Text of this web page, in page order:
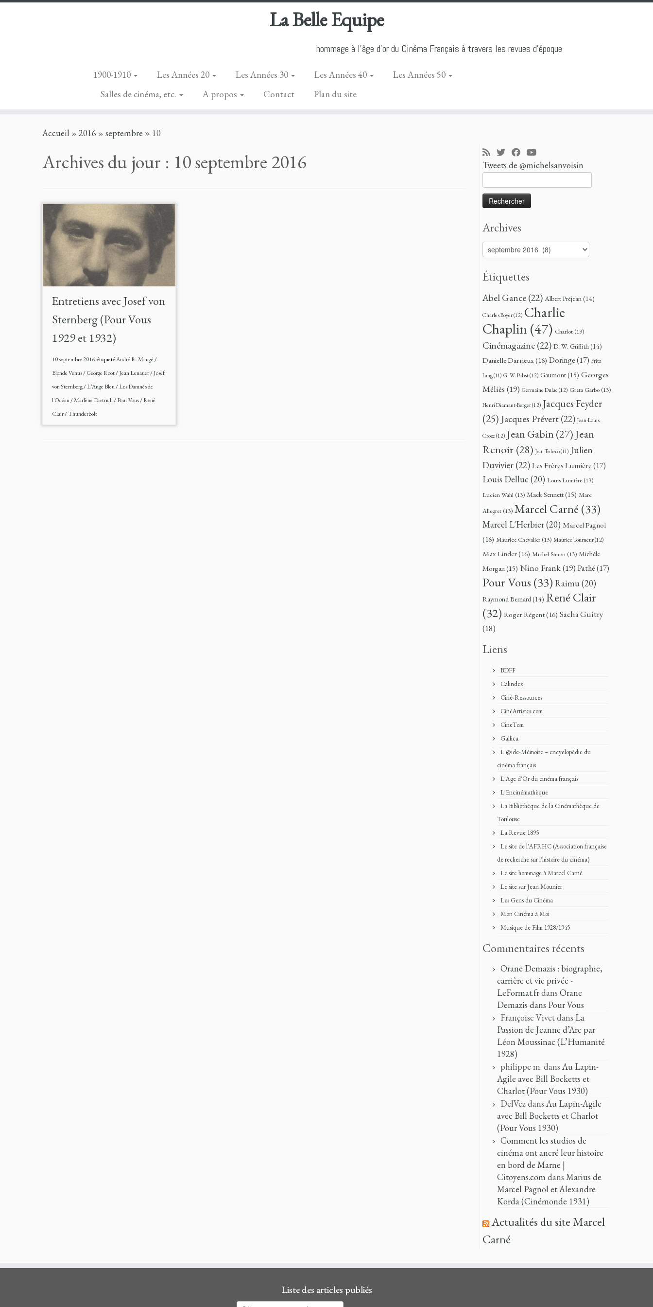
La Belle Equipe
hommage à l'âge d'or du Cinéma Français à travers les revues d'époque
1900-1910 Les Années 20 Les Années 30 Les Années 40
Les Années 50
Salles de cinéma, etc.
A propos Contact Plan du site
Accueil » 2016 » septembre » 10
Archives du jour : 10 septembre 2016
Entretiens avec Josef von
Sternberg (Pour Vous
1929 et 1932)
10 septembre 2016 étiquetéAndré R. Maugé/
Blonde Venus/George Root/Jean Lenauer/Josef
von Sternberg/L'Ange Bleu/Les Damnés de
l'Océan/Marlène Dietrich/Pour Vous/René
Clair/Thunderbolt
Tweets de @michelsanvoisin
Archives
Archives
Étiquettes
Abel Gance(22) Albert Préjean(14)
Charles Boyer(12) Charlie
Chaplin(47) Charlot (13)
Cinémagazine(22) D. W. Griffith(14)
Danielle Darrieux(16) Doringe(17) Fritz
Lang(11) G. W. Pabst(12) Gaumont(15) Georges
Méliès (19) Germaine Dulac (12) Greta Garbo (13)
Henri Diamant-Berger(12) Jacques Feyder
(25) Jacques Prévert(22) Jean-Louis
Croze (12) Jean Gabin (27) Jean
Renoir (28) Jean Tedesco(11) Julien
Duvivier(22)Les Frères Lumière(17)
Louis Delluc (20) Louis Lumière (13)
Lucien Wahl (13) Mack Sennett(15) Marc
Allegret (13) Marcel Carné (33)
Marcel L'Herbier(20) Marcel Pagnol
(16) Maurice Chevalier (13) Maurice Tourneur(12)
Max Linder(16) Michel Simon (13) Michèle
Morgan(15) Nino Frank(19) Pathé(17)
Pour Vous (33) Raimu(20)
Raymond Bernard(14) René Clair
(32) Roger Régent(16) Sacha Guitry
(18)
Liens
BDFF
Calindex
Ciné-Ressources
CinéArtistes.com
CineTom
Gallica
L'@ide-Mémoire – encyclopédie du
cinéma français
L'Age d'Or du cinéma français
L'Encinémathèque
La Bibliothèque de la Cinémathèque de
Toulouse
La Revue 1895
Le site de l'AFRHC (Association française
de recherche sur l’histoire du cinéma)
Le site hommage à Marcel Carné
Le site sur Jean Mounier
Les Gens du Cinéma
Mon Cinéma à Moi
Musique de Film 1928/1945
Commentaires récents
Orane Demazis : biographie,
carrière et vie privée -
LeFormat.frdans Orane
Demazis dans Pour Vous
Françoise Vivetdans La
Passion de Jeanne d’Arc par
Léon Moussinac (L’Humanité
1928)
philippe m. dans Au Lapin-
Agile avec Bill Bocketts et
Charlot (Pour Vous 1930)
DelVezdans Au Lapin-Agile
avec Bill Bocketts et Charlot
(Pour Vous 1930)
Comment les studios de
cinéma ont ancré leur histoire
en bord de Marne |
Citoyens.comdans Marius de
Marcel Pagnol et Alexandre
Korda (Cinémonde 1931)
Actualités du site Marcel
Carné
Liste des articles publiés